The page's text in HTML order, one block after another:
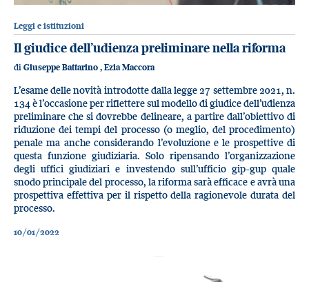
Leggi e istituzioni
Il giudice dell’udienza preliminare nella riforma
di Giuseppe Battarino , Ezia Maccora
L’esame delle novità introdotte dalla legge 27 settembre 2021, n.
134 è l’occasione per riflettere sul modello di giudice dell’udienza
preliminare che si dovrebbe delineare, a partire dall’obiettivo di
riduzione dei tempi del processo (o meglio, del procedimento)
penale ma anche considerando l’evoluzione e le prospettive di
questa funzione giudiziaria. Solo ripensando l’organizzazione
degli uffici giudiziari e investendo sull’ufficio gip-gup quale
snodo principale del processo, la riforma sarà efficace e avrà una
prospettiva effettiva per il rispetto della ragionevole durata del
processo.
10/01/2022